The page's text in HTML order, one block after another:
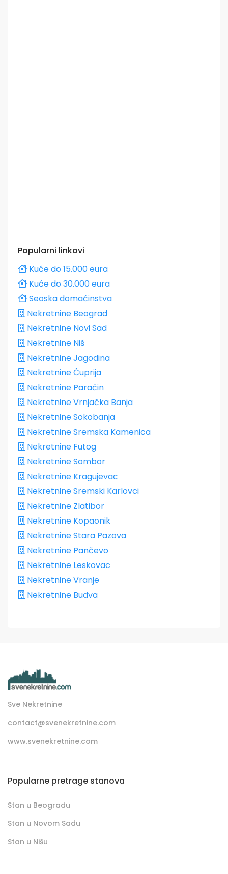
Popularni linkovi
Kuće do 15.000 eura
Kuće do 30.000 eura
Seoska domaćinstva
Nekretnine Beograd
Nekretnine Novi Sad
Nekretnine Niš
Nekretnine Jagodina
Nekretnine Ćuprija
Nekretnine Paraćin
Nekretnine Vrnjačka Banja
Nekretnine Sokobanja
Nekretnine Sremska Kamenica
Nekretnine Futog
Nekretnine Sombor
Nekretnine Kragujevac
Nekretnine Sremski Karlovci
Nekretnine Zlatibor
Nekretnine Kopaonik
Nekretnine Stara Pazova
Nekretnine Pančevo
Nekretnine Leskovac
Nekretnine Vranje
Nekretnine Budva
Sve Nekretnine
contact@svenekretnine.com
www.svenekretnine.com
Popularne pretrage stanova
Stan u Beogradu
Stan u Novom Sadu
Stan u Nišu